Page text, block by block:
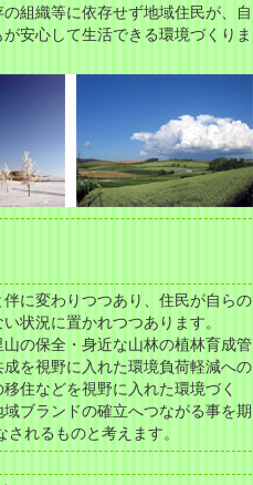
組織等に依存せず地域住民が、自
安心して生活できる環境づくりま
に変わりつつあり、住民が自らの
状況に置かれつつあります。
の保全・身近な山林の植林育成管
を視野に入れた環境負荷軽減への
住などを視野に入れた環境づく
ブランドの確立へつながる事を期
れるものと考えます。